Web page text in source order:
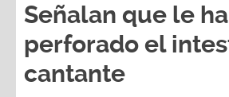
Señalan que le
perforado el
cantante